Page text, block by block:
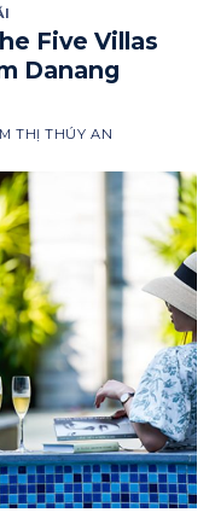
Five Villas
Danang
THỊ THÚY AN